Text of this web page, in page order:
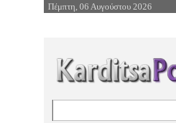
Επιστροφή στην
Πέμπτη, 06 Αυγούστου 2026